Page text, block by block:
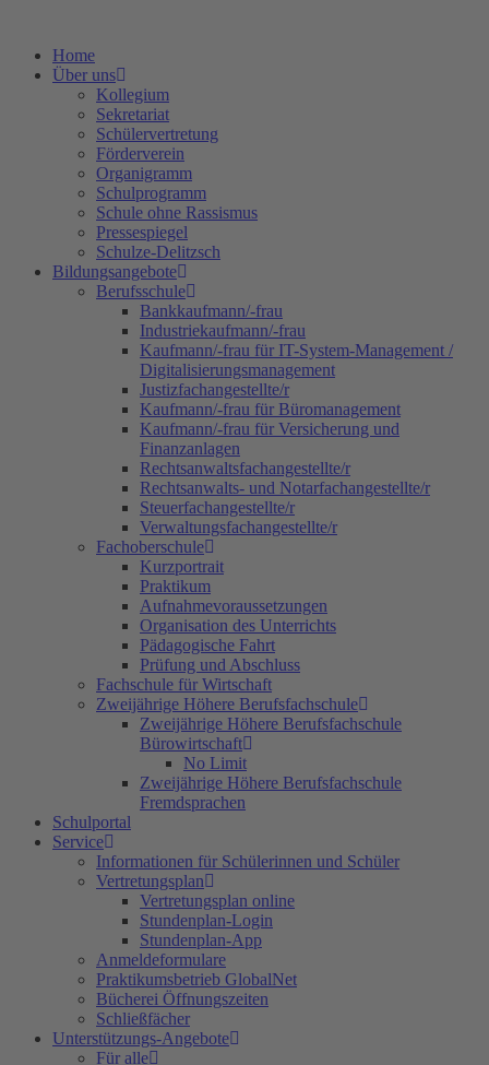
springenHome
Über uns
Kollegium
Sekretariat
Schülervertretung
Förderverein
Organigramm
Schulprogramm
Schule ohne Rassismus
Pressespiegel
Schulze-Delitzsch
Bildungsangebote
Berufsschule
Bankkaufmann/-frau
Industriekaufmann/-frau
Kaufmann/-frau für IT-System-Management /
Digitalisierungsmanagement
Justizfachangestellte/r
Kaufmann/-frau für Büromanagement
Kaufmann/-frau für Versicherung und
Finanzanlagen
Rechtsanwaltsfachangestellte/r
Rechtsanwalts- und Notarfachangestellte/r
Steuerfachangestellte/r
Verwaltungsfachangestellte/r
Fachoberschule
Kurzportrait
Praktikum
Aufnahmevoraussetzungen
Organisation des Unterrichts
Pädagogische Fahrt
Prüfung und Abschluss
Fachschule für Wirtschaft
Zweijährige Höhere Berufsfachschule
Zweijährige Höhere Berufsfachschule
Bürowirtschaft
No Limit
Zweijährige Höhere Berufsfachschule
Fremdsprachen
Schulportal
Service
Informationen für Schülerinnen und Schüler
Vertretungsplan
Vertretungsplan online
Stundenplan-Login
Stundenplan-App
Anmeldeformulare
Praktikumsbetrieb GlobalNet
Bücherei Öffnungszeiten
Schließfächer
Unterstützungs-Angebote
Für alle